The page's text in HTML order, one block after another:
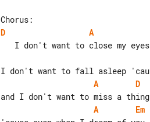
D
A
A
D
A
Em